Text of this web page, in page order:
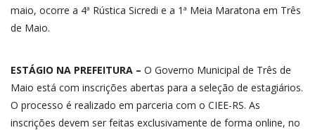
maio, ocorre a 4ª Rústica Sicredi e a 1ª Meia Maratona em Três
de Maio.
ESTÁGIO NA PREFEITURA – O Governo Municipal de Três de
Maio está com inscrições abertas para a seleção de estagiários.
O processo é realizado em parceria com o CIEE-RS. As
inscrições devem ser feitas exclusivamente de forma online, no